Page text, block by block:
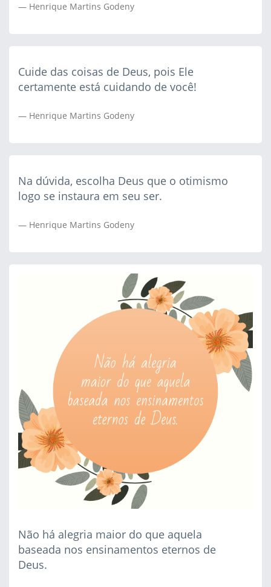
Henrique Martins Godeny
Cuide das coisas de Deus, pois Ele
certamente está cuidando de você!
Henrique Martins Godeny
Na dúvida, escolha Deus que o otimismo
logo se instaura em seu ser.
Henrique Martins Godeny
Não há alegria maior do que aquela
baseada nos ensinamentos eternos de
Deus.